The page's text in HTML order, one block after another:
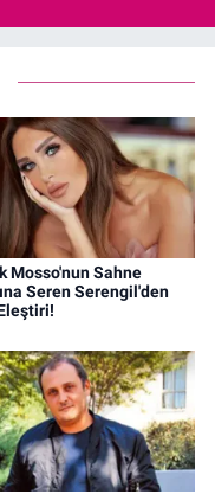
Mosso'nun Sahne
Seren Serengil'den